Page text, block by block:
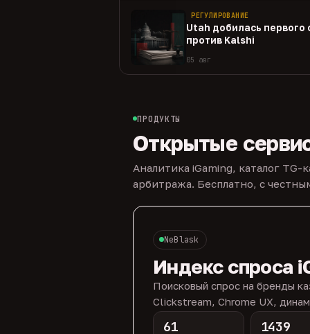
РЕГУЛИРОВАНИЕ
Utah добилась
против Kalshi
05 авг
ПРОДУКТЫ
Открытые
Аналитика iGaming, каталог
арбитража. Бесплатно, с
NeBlask
Индекс спроса
Поисковый спрос на бренды
Clickstream, Chrome UX,
61 1439